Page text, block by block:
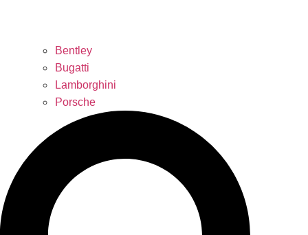
Bentley
Bugatti
Lamborghini
Porsche